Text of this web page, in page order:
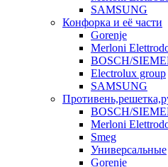
SAMSUNG
Конфорка и её части
Gorenje
Merloni
BOSCH/
Electrolux group
SAMSUNG
BOSCH/
Merloni
Smeg
Универсальные
Gorenje